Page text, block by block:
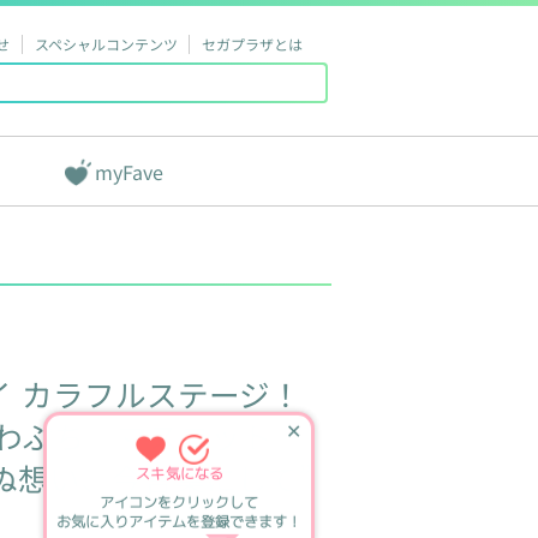
スペシャルコンテンツ セガプラザとは
myFave
カラフルステージ！
ぷち
マスコット
い、今言葉にして”
✕
スキ気になる
アイコンをクリックして
お気に入りアイテムを登録できます！